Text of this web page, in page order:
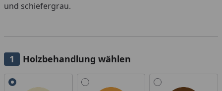
und schiefergrau.
Holzbehandlung wählen
Alle anzeigen (6)